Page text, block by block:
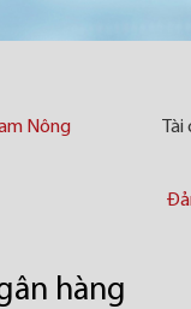
Nông
hàng